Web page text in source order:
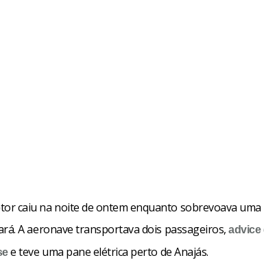
caiu na noite de ontem enquanto sobrevoava uma
A aeronave transportava dois passageiros,advice
e teve uma pane elétrica perto de Anajás.